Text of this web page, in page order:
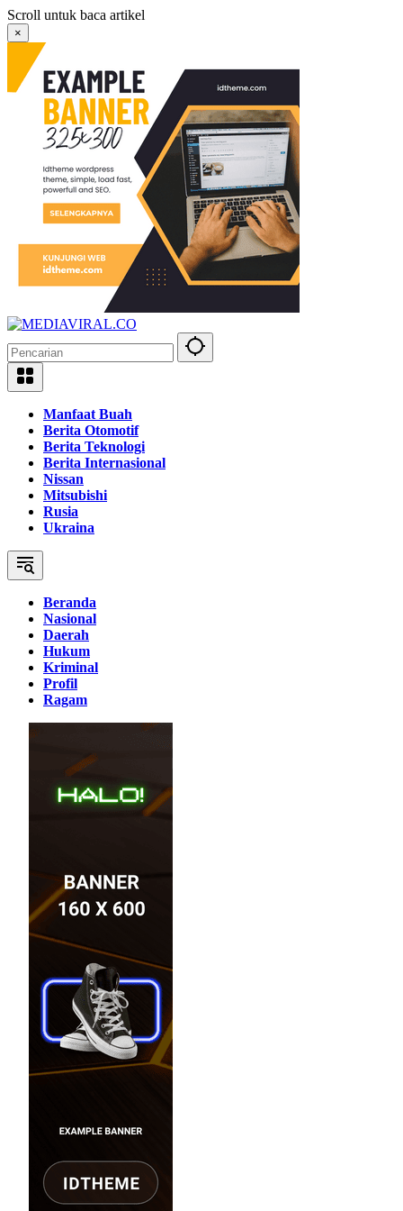
Langsung
ke
konten
Scroll untuk baca artikel
×
Manfaat Buah
Berita Otomotif
Berita Teknologi
Berita Internasional
Nissan
Mitsubishi
Rusia
Ukraina
Beranda
Nasional
Daerah
Hukum
Kriminal
Profil
Ragam